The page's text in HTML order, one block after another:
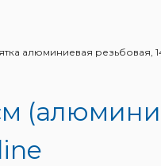
алюминиевая